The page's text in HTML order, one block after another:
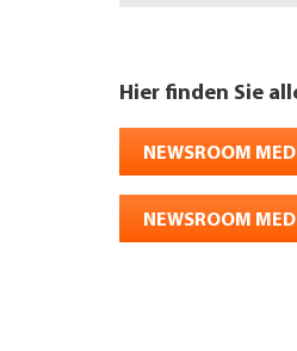
Hier finden Sie
NEWSROOM
NEWSROOM